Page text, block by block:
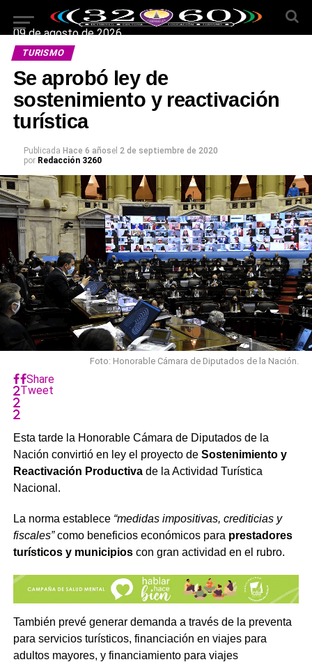
09 de agosto de 2026
TURISMO
Se aprobó ley de
sostenimiento y reactivación
turística
Publicada Hace 6 añosel 2 de septiembre de 2020
por Redacción 3260
Foto: Honorable Cámara de Diputados de la Nación.
Share
Tweet
Esta tarde la Honorable Cámara de Diputados de la
Nación convirtió en ley el proyecto de Sostenimiento y
Reactivación Productivade la Actividad Turística
Nacional.
La norma establece “medidas impositivas, crediticias y
fiscales”como beneficios económicos para prestadores
turísticos y municipioscon gran actividad en el rubro.
También prevé generar demanda a través de la preventa
para servicios turísticos, financiación en viajes para
adultos mayores, y financiamiento para viajes